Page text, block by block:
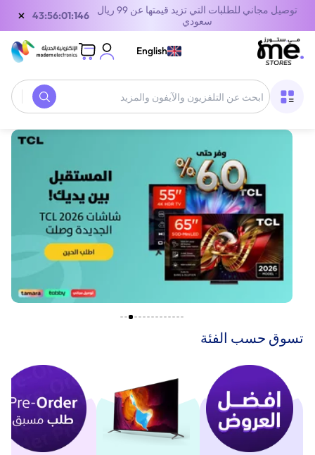
توصيل مجاني للطلبات التي تزيد قيمتها عن 99 ريال
سعودي
42:56:01:146
×
English
‫تسوق حسب الفئة‬